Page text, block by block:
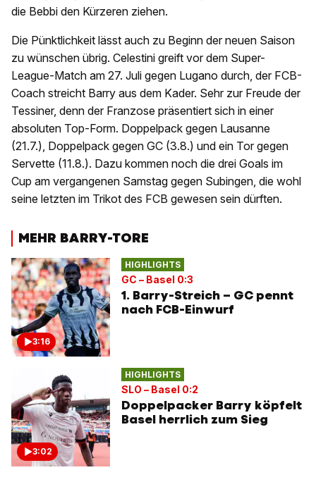
die Bebbi den Kürzeren ziehen.
Die Pünktlichkeit lässt auch zu Beginn der neuen Saison
zu wünschen übrig. Celestini greift vor dem Super-
League-Match am 27. Juli gegen Lugano durch, der FCB-
Coach streicht Barry aus dem Kader. Sehr zur Freude der
Tessiner, denn der Franzose präsentiert sich in einer
absoluten Top-Form. Doppelpack gegen Lausanne
(21.7.), Doppelpack gegen GC (3.8.) und ein Tor gegen
Servette (11.8.). Dazu kommen noch die drei Goals im
Cup am vergangenen Samstag gegen Subingen, die wohl
seine letzten im Trikot des FCB gewesen sein dürften.
MEHR BARRY-TORE
3:16
HIGHLIGHTS
GC – Basel 0:3
1. Barry-Streich – GC pennt
nach FCB-Einwurf
3:02
HIGHLIGHTS
SLO – Basel 0:2
Doppelpacker Barry köpfelt
Basel herrlich zum Sieg